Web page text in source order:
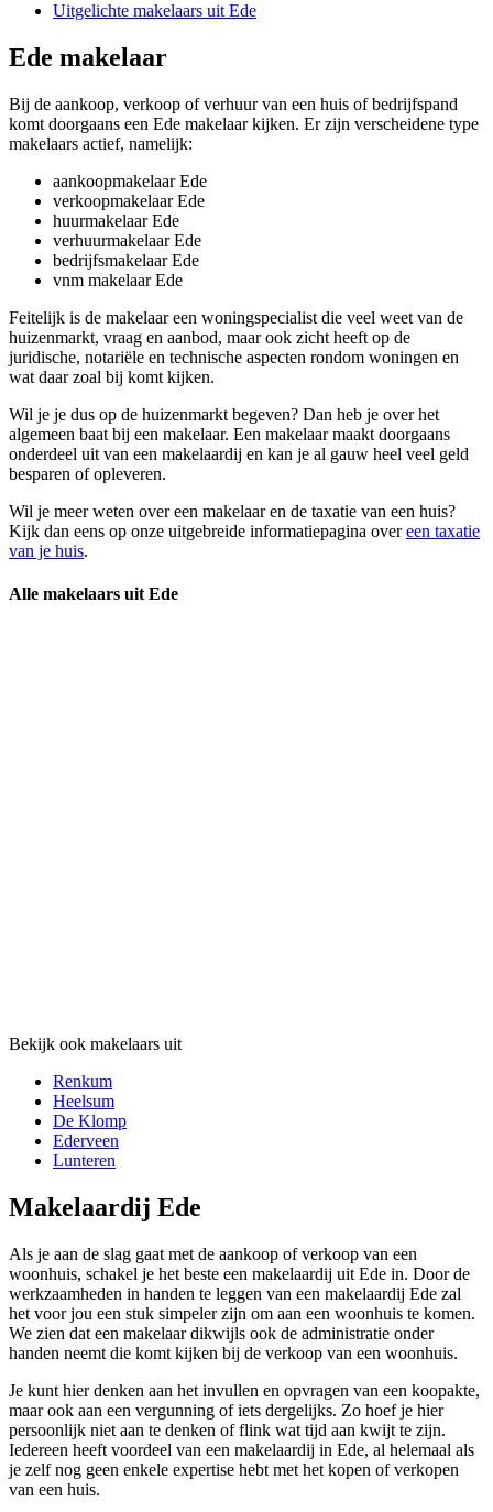
Uitgelichte makelaars uit Ede
Ede makelaar
Bij de aankoop, verkoop of verhuur van een huis of bedrijfspand
komt doorgaans een Ede makelaar kijken. Er zijn verscheidene type
makelaars actief, namelijk:
aankoopmakelaar Ede
verkoopmakelaar Ede
huurmakelaar Ede
verhuurmakelaar Ede
bedrijfsmakelaar Ede
vnm makelaar Ede
Feitelijk is de makelaar een woningspecialist die veel weet van de
huizenmarkt, vraag en aanbod, maar ook zicht heeft op de
juridische, notariële en technische aspecten rondom woningen en
wat daar zoal bij komt kijken.
Wil je je dus op de huizenmarkt begeven? Dan heb je over het
algemeen baat bij een makelaar. Een makelaar maakt doorgaans
onderdeel uit van een makelaardij en kan je al gauw heel veel geld
besparen of opleveren.
Wil je meer weten over een makelaar en de taxatie van een huis?
Kijk dan eens op onze uitgebreide informatiepagina overeen taxatie
van je huis.
Alle makelaars uit Ede
Bekijk ook makelaars uit
Renkum
Heelsum
De Klomp
Ederveen
Lunteren
Makelaardij Ede
Als je aan de slag gaat met de aankoop of verkoop van een
woonhuis, schakel je het beste een makelaardij uit Ede in. Door de
werkzaamheden in handen te leggen van een makelaardij Ede zal
het voor jou een stuk simpeler zijn om aan een woonhuis te komen.
We zien dat een makelaar dikwijls ook de administratie onder
handen neemt die komt kijken bij de verkoop van een woonhuis.
Je kunt hier denken aan het invullen en opvragen van een koopakte,
maar ook aan een vergunning of iets dergelijks. Zo hoef je hier
persoonlijk niet aan te denken of flink wat tijd aan kwijt te zijn.
Iedereen heeft voordeel van een makelaardij in Ede, al helemaal als
je zelf nog geen enkele expertise hebt met het kopen of verkopen
van een huis.